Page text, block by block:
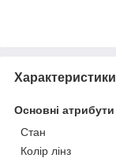
Характеристики
Основні атрибути
Стан
Колір лінз